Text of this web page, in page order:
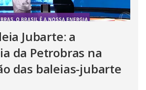
Jubarte: a
da Petrobras na
das baleias-jubarte